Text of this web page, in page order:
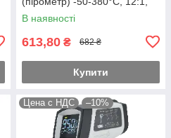
EMS=0,8;0,95
В наявності
613,80 ₴ 682 ₴
Купити
Цена с НДС –10%